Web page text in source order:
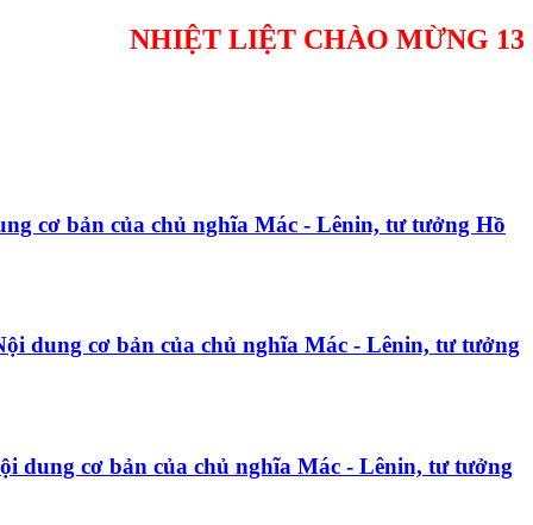
NHIỆT LIỆT CHÀO MỪNG 136
cơ bản của chủ nghĩa Mác - Lênin, tư tưởng Hồ
dung cơ bản của chủ nghĩa Mác - Lênin, tư tưởng
dung cơ bản của chủ nghĩa Mác - Lênin, tư tưởng